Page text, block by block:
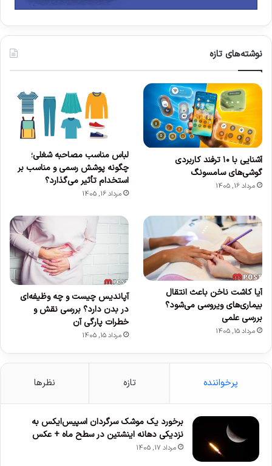
نوشته‌های تازه
آشنایی با ۱۰ ترفند کاربردی
گوشی‌های سامسونگ
مرداد 16, 1405
لباس مناسب مصاحبه شغلی؛
چگونه پوشش رسمی و مناسب بر
استخدام تأثیر می‌گذارد؟
مرداد 16, 1405
آیا کاشت ناخن باعث انتقال
بیماری‌های ویروسی می‌شود؟
بررسی علمی
مرداد 15, 1405
آپاندیس چیست و چه وظیفه‌ای
در بدن دارد؟ بررسی نقش و
خطرات پارگی آن
مرداد 15, 1405
پرخواننده تازه نظرها
برخورد یک موشک سرگردان اسپیس‌ایکس به
نزدیکی دهانه اینشتین در سطح ماه + عکس
مرداد 17, 1405